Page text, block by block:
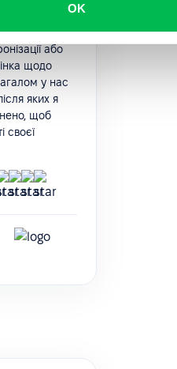
OK
завжди
або
щодо
у нас
яких я
щоб
своєї